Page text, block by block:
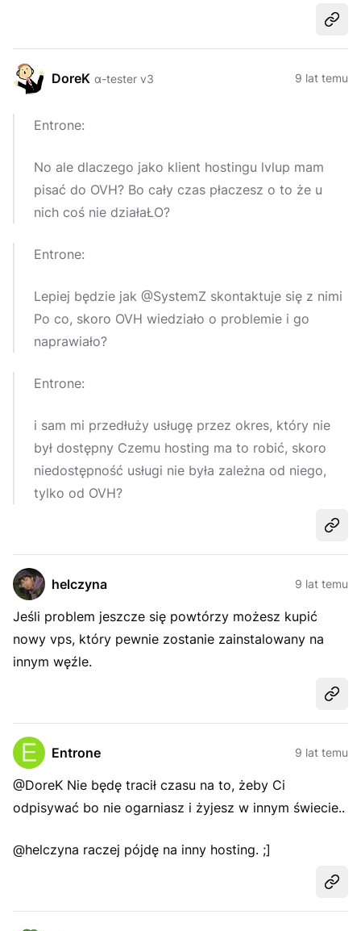
DoreK α-tester v3 9 lat temu
Entrone:
No ale dlaczego jako klient hostingu lvlup mam
pisać do OVH? Bo cały czas płaczesz o to że u
nich coś nie działaŁO?
Entrone:
Lepiej będzie jak @SystemZ skontaktuje się z nimi
Po co, skoro OVH wiedziało o problemie i go
naprawiało?
Entrone:
i sam mi przedłuży usługę przez okres, który nie
był dostępny Czemu hosting ma to robić, skoro
niedostępność usługi nie była zależna od niego,
tylko od OVH?
helczyna 9 lat temu
Jeśli problem jeszcze się powtórzy możesz kupić
nowy vps, który pewnie zostanie zainstalowany na
innym węźle.
Entrone 9 lat temu
@DoreK Nie będę tracił czasu na to, żeby Ci
odpisywać bo nie ogarniasz i żyjesz w innym świecie..
@helczyna raczej pójdę na inny hosting. ;]